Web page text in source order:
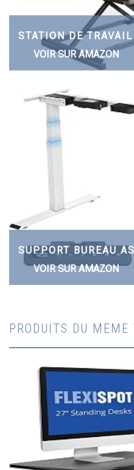
STATION DE
VOIR SUR AMAZON
SUPPORT BUREAU
VOIR SUR AMAZON
PRODUITS DU MEME